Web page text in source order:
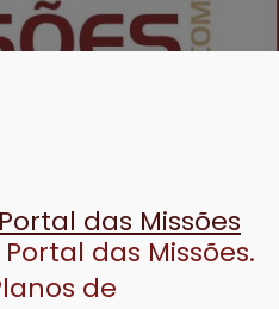
das Missões
das Missões.
de